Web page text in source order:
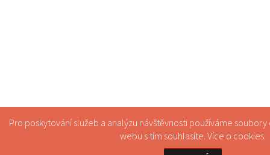
Pro poskytování služeb a analýzu návštěvnosti používáme
webu s tím souhlasíte. Více o cookies.